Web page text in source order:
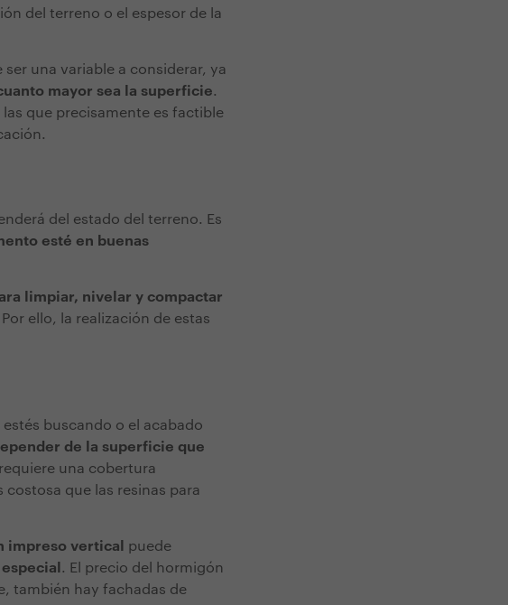
del terreno o el espesor de la
una variable a considerar, ya
mayor sea la superficie.
que precisamente es factible
del estado del terreno. Es
esté en buenas
limpiar, nivelar y compactar
ello, la realización de estas
buscando o el acabado
de la superficie que
una cobertura
que las resinas para
impreso vertical
puede
. El precio del hormigón
también hay fachadas de